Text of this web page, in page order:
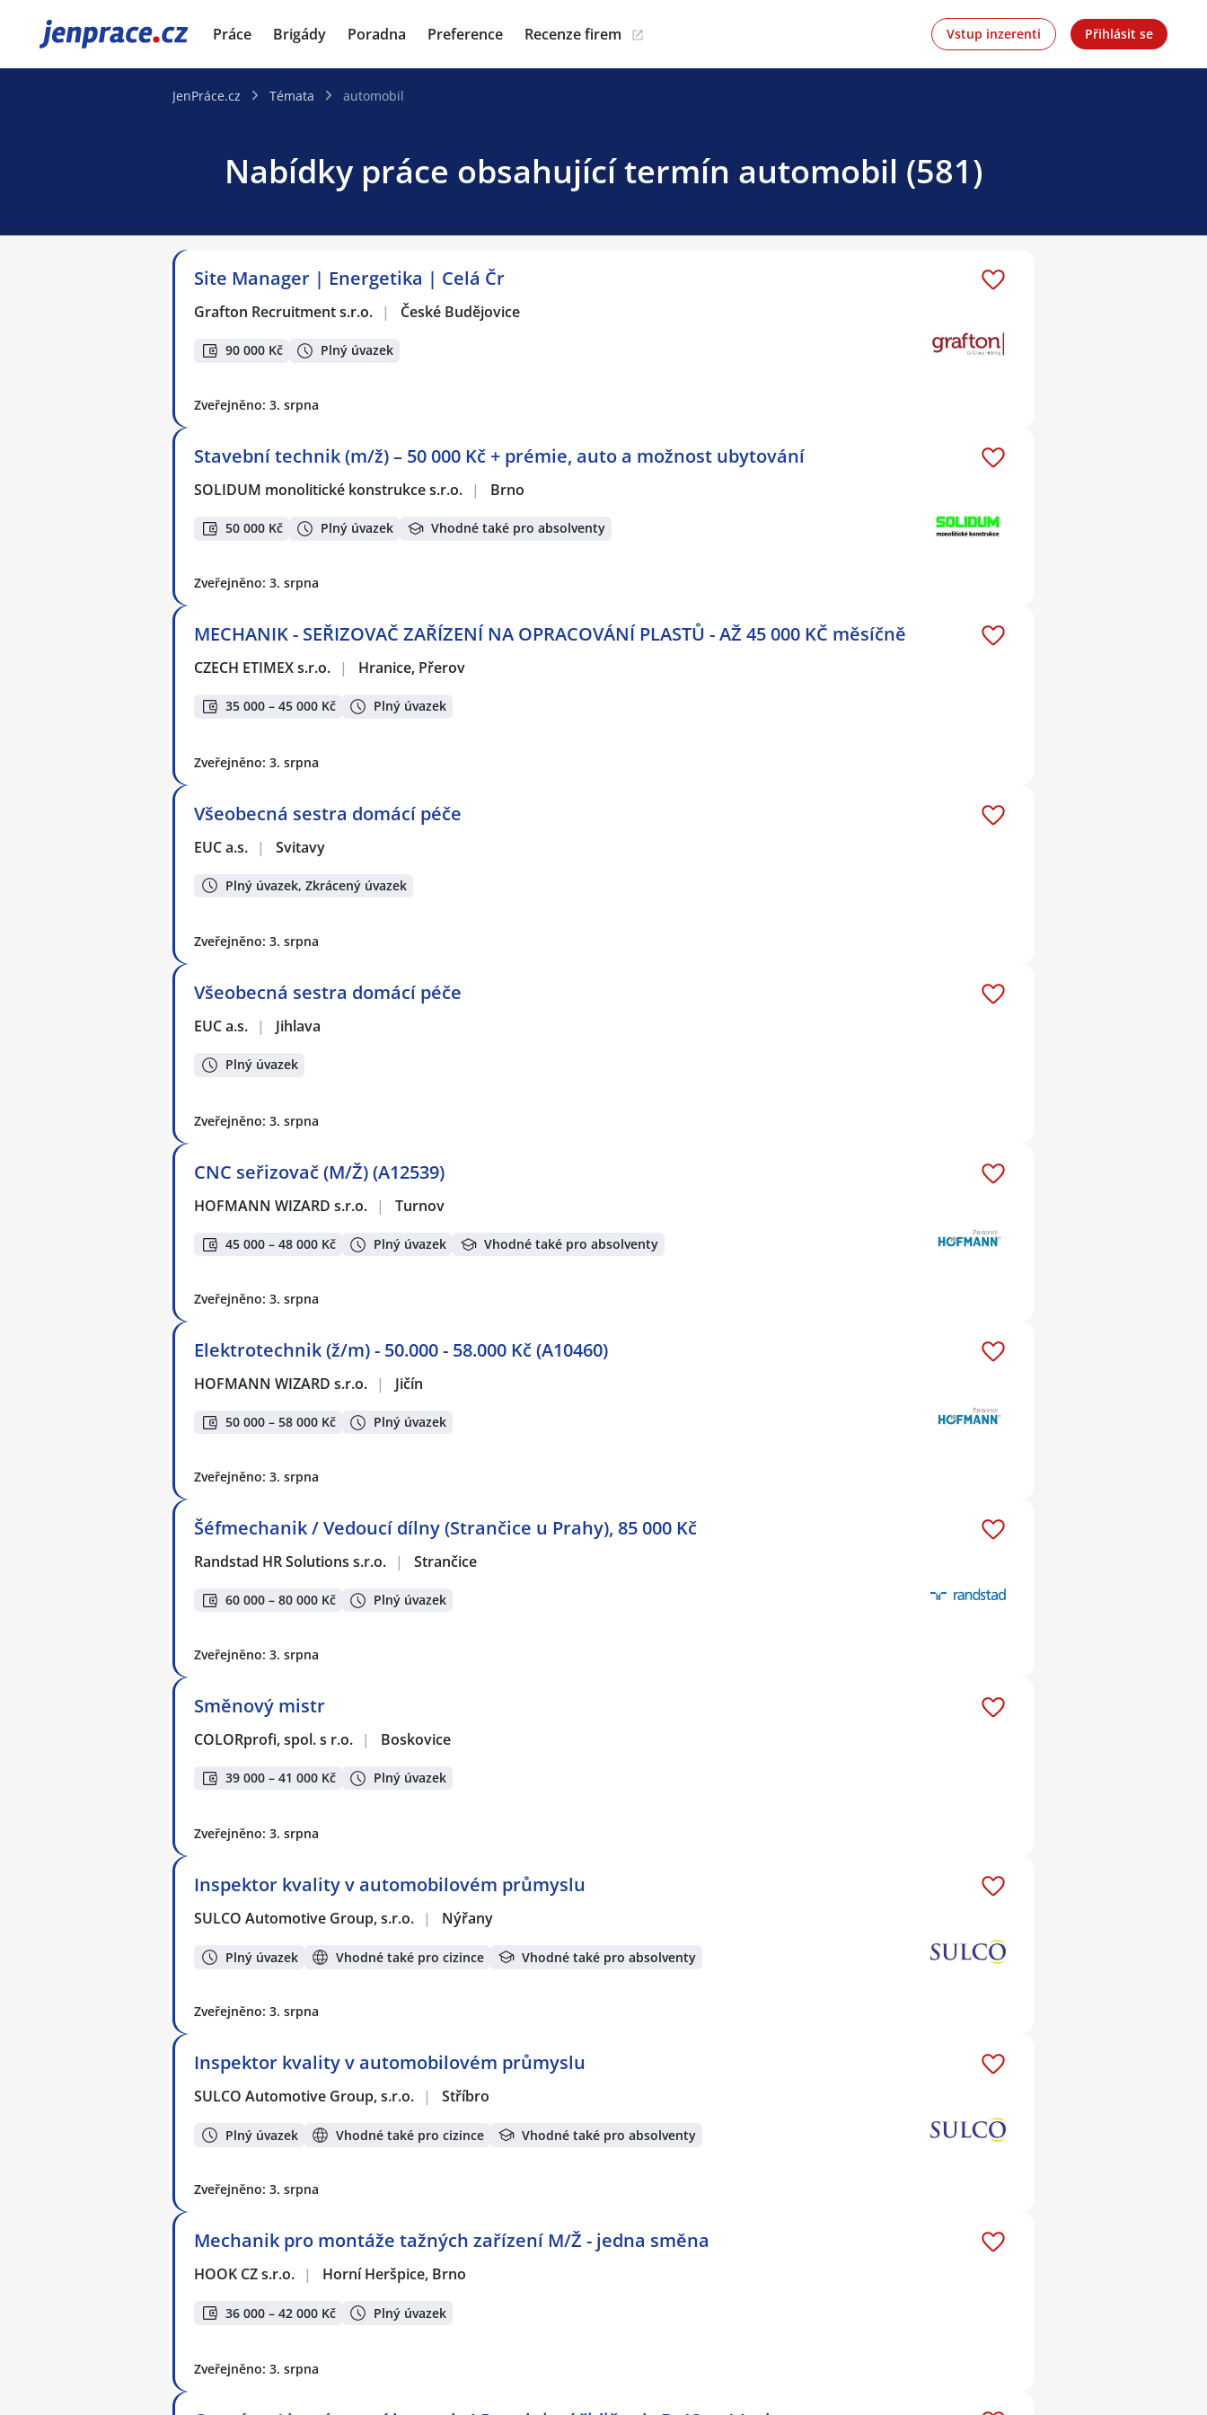
JenPráce.cz Práce Brigády Poradna Preference Recenze firem Vstup inzerenti Přihlásit se
JenPráce.cz Témata automobil
Nabídky práce obsahující termín automobil (581)
Site Manager | Energetika | Celá Čr
Grafton Recruitment s.r.o. | České Budějovice
90 000 Kč Plný úvazek
Zveřejněno: 3. srpna
Stavební technik (m/ž) – 50 000 Kč + prémie, auto a možnost ubytování
SOLIDUM monolitické konstrukce s.r.o. | Brno
50 000 Kč Plný úvazek Vhodné také pro absolventy
Zveřejněno: 3. srpna
MECHANIK - SEŘIZOVAČ ZAŘÍZENÍ NA OPRACOVÁNÍ PLASTŮ - AŽ 45 000 KČ měsíčně
CZECH ETIMEX s.r.o. | Hranice, Přerov
35 000 – 45 000 Kč Plný úvazek
Zveřejněno: 3. srpna
Všeobecná sestra domácí péče
EUC a.s. | Svitavy
Plný úvazek, Zkrácený úvazek
Zveřejněno: 3. srpna
Všeobecná sestra domácí péče
EUC a.s. | Jihlava
Plný úvazek
Zveřejněno: 3. srpna
CNC seřizovač (M/Ž) (A12539)
HOFMANN WIZARD s.r.o. | Turnov
45 000 – 48 000 Kč Plný úvazek Vhodné také pro absolventy
Zveřejněno: 3. srpna
Elektrotechnik (ž/m) - 50.000 - 58.000 Kč (A10460)
HOFMANN WIZARD s.r.o. | Jičín
50 000 – 58 000 Kč Plný úvazek
Zveřejněno: 3. srpna
Šéfmechanik / Vedoucí dílny (Strančice u Prahy), 85 000 Kč
Randstad HR Solutions s.r.o. | Strančice
60 000 – 80 000 Kč Plný úvazek
Zveřejněno: 3. srpna
Směnový mistr
COLORprofi, spol. s r.o. | Boskovice
39 000 – 41 000 Kč Plný úvazek
Zveřejněno: 3. srpna
Inspektor kvality v automobilovém průmyslu
SULCO Automotive Group, s.r.o. | Nýřany
Plný úvazek Vhodné také pro cizince Vhodné také pro absolventy
Zveřejněno: 3. srpna
Inspektor kvality v automobilovém průmyslu
SULCO Automotive Group, s.r.o. | Stříbro
Plný úvazek Vhodné také pro cizince Vhodné také pro absolventy
Zveřejněno: 3. srpna
Mechanik pro montáže tažných zařízení M/Ž - jedna směna
HOOK CZ s.r.o. | Horní Heršpice, Brno
36 000 – 42 000 Kč Plný úvazek
Zveřejněno: 3. srpna